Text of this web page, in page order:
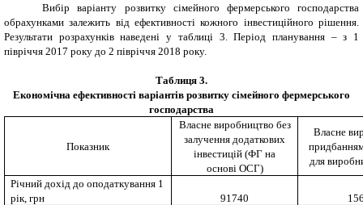
Вибір варіанту розвитку сімейного фермерського господарства
обрахунками залежить від ефективності кожного інвестиційного рішення.
Результати розрахунків наведені у таблиці 3 . Період планування – з 1
півріччя 2017 року до 2 півріччя 2018 року.
Таблиця 3.
Економічна ефективності варіантів розвитку сімейного фермерського
господарства
Показник
Власне виробництво без
залучення додаткових
інвестицій (ФГ на
основі ОСГ)
Власне
для
Річний дохід до оподаткування 1
рік, грн
91740